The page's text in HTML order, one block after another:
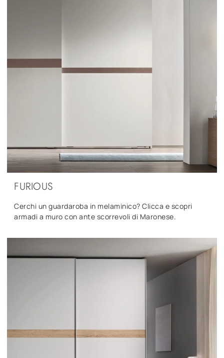
FURIOUS
Cerchi un guardaroba in melaminico? Clicca e scopri
armadi a muro con ante scorrevoli di Maronese.